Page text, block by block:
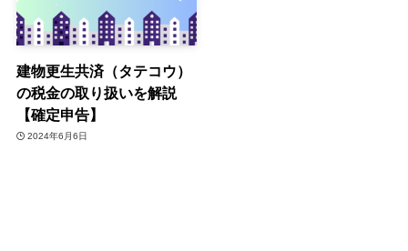
建物更生共済（タテコウ）
の税金の取り扱いを解説
【確定申告】
2024年6月6日